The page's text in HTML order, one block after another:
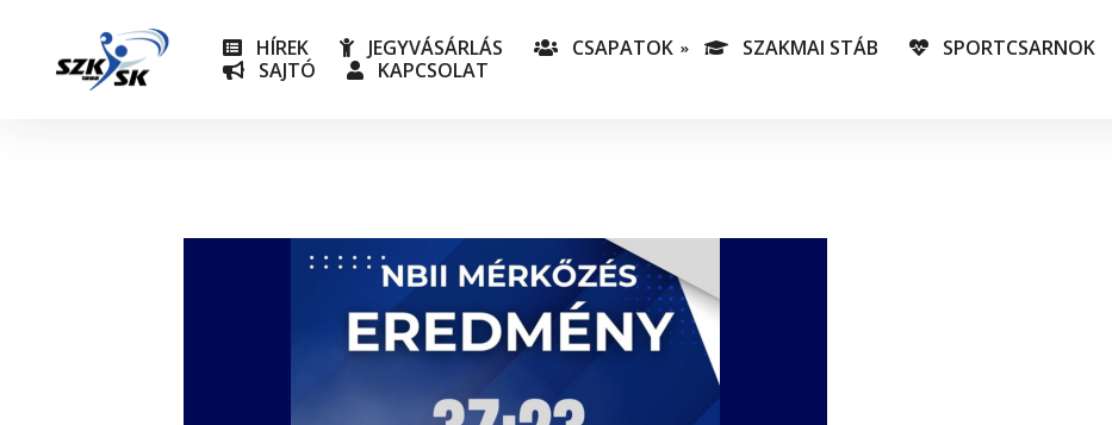
HÍREK JEGYVÁSÁRLÁS CSAPATOK SZAKMAI STÁB SPORTCSARNOK
SAJTÓ KAPCSOLAT